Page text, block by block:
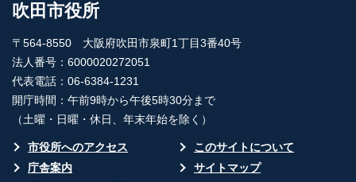
吹田市役所
〒564-8550 大阪府吹田市泉町1丁目3番40号
法人番号：6000020272051
代表電話：06-6384-1231
開庁時間：午前9時から午後5時30分まで
（土曜・日曜・休日、年末年始を除く）
市役所へのアクセス
このサイトについて
庁舎案内
サイトマップ